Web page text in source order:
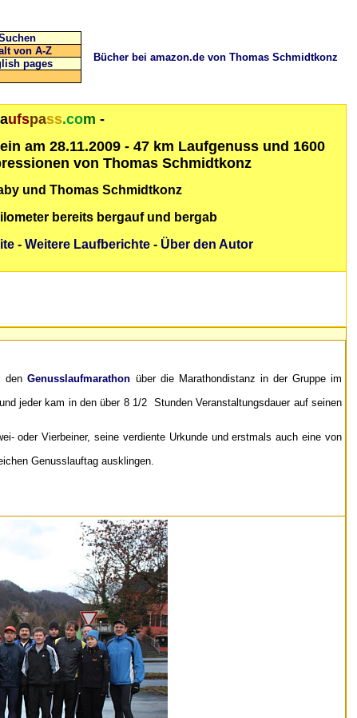
von A-Z
pages
Bücher bei amazon.de von Thomas Schmidtkonz
laufspass.com -
am 28.11.2009 - 47 km Laufgenuss und 1600
von Thomas Schmidtkonz
und Thomas Schmidtkonz
bereits bergauf und bergab
- Weitere Laufberichte - Über den Autor
denGenusslaufmarathon über die Marathondistanz in der Gruppe im
jeder kam in den über 8 1/2 Stunden Veranstaltungsdauer auf seinen
oder Vierbeiner, seine verdiente Urkunde und erstmals auch eine von
Genusslauftag ausklingen.